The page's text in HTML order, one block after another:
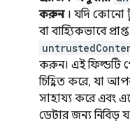
করুন। যদি কোনো
বা বাহ্যিকভাবে
করুন। এই ফিল্ডটি
চিহ্নিত করে, যা
সাহায্য করে এবং
ডেটার জন্য নিবিড়